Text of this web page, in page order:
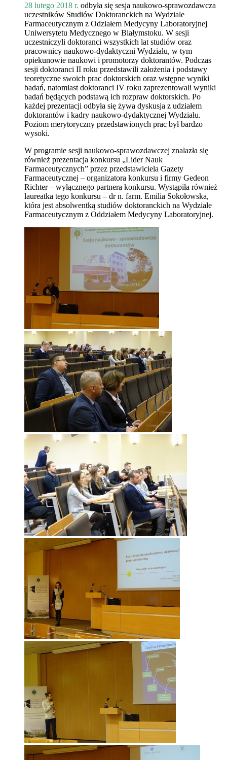
28 lutego 2018 r. odbyła się sesja naukowo-sprawozdawcza
uczestników Studiów Doktoranckich na Wydziale
Farmaceutycznym z Odziałem Medycyny Laboratoryjnej
Uniwersytetu Medycznego w Białymstoku. W sesji
uczestniczyli doktoranci wszystkich lat studiów oraz
pracownicy naukowo-dydaktyczni Wydziału, w tym
opiekunowie naukowi i promotorzy doktorantów. Podczas
sesji doktoranci II roku przedstawili założenia i podstawy
teoretyczne swoich prac doktorskich oraz wstępne wyniki
badań, natomiast doktoranci IV roku zaprezentowali wyniki
badań będących podstawą ich rozpraw doktorskich. Po
każdej prezentacji odbyła się żywa dyskusja z udziałem
doktorantów i kadry naukowo-dydaktycznej Wydziału.
Poziom merytoryczny przedstawionych prac był bardzo
wysoki.
W programie sesji naukowo-sprawozdawczej znalazła się
również prezentacja konkursu „Lider Nauk
Farmaceutycznych” przez przedstawiciela Gazety
Farmaceutycznej – organizatora konkursu i firmy Gedeon
Richter – wyłącznego partnera konkursu. Wystąpiła również
laureatka tego konkursu – dr n. farm. Emilia Sokołowska,
która jest absolwentką studiów doktoranckich na Wydziale
Farmaceutycznym z Oddziałem Medycyny Laboratoryjnej.